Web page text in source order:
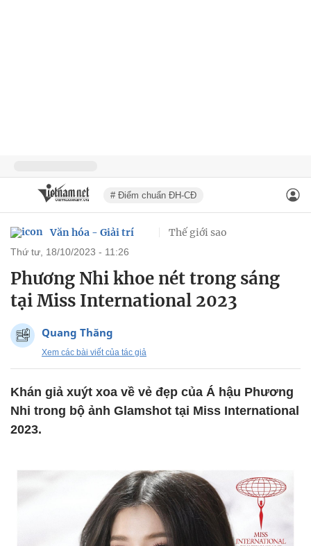
# Điểm chuẩn ĐH-CĐ
Văn hóa - Giải trí Thế giới sao
thứ tư, 18/10/2023 - 11:26
Phương Nhi khoe nét trong sáng
tại Miss International 2023
Quang Thăng
Xem các bài viết của tác giả
Khán giả xuýt xoa về vẻ đẹp của Á hậu Phương
Nhi trong bộ ảnh Glamshot tại Miss International
2023.